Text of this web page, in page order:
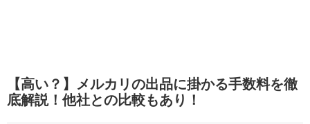
【高い？】メルカリの出品に掛かる手数料を徹
底解説！他社との比較もあり！